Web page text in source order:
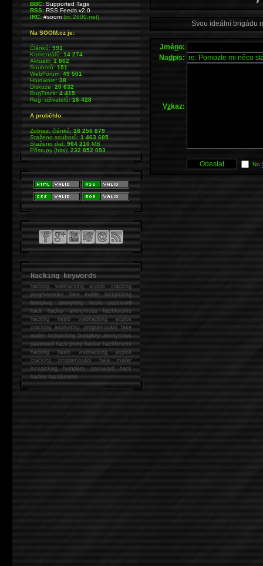
Svou ideální brigádu
Jméno:
Nadpis:
Vzkaz:
No
BBC: Supported Tags
RSS: RSS Feeds v2.0
IRC: #soom(irc.2600.net)
Na SOOM.cz je:
Článků:991
Komentářů:14 274
Aktualit:1 862
Souborů:151
WebForum:49 501
Hardware:38
Diskuze:20 632
BugTrack:4 415
Reg. uživatelů:16 428
A proběhlo:
Zobraz. článků:18 256 879
Staženo souborů:1 463 605
Staženo dat:964 210MB
Přístupy (hits):232 852 093
Hacking keywords
hackingwebhacking exploit cracking
programování fake mailer lockpicking
bumpkey anonymity heslo password
hackhacker anonymous hackforums
hackingheslo webhacking exploit
cracking anonymity programování fake
mailer lockpicking bumpkey anonymous
password hack proxy hacker hackforums
hacking heslo webhacking exploit
cracking programování fake mailer
lockpicking bumpkey password hack
hackerhackforums